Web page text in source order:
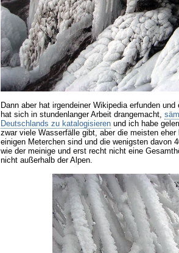
Dann aber hat irgendeiner Wikipedia erfunden
hat sich in stundenlanger Arbeit drangemacht,
Deutschlands zu katalogisieren und ich habe
zwar viele Wasserfälle gibt, aber die meisten
einigen Meterchen sind und die wenigsten davon
wie der meinige und erst recht nicht eine
nicht außerhalb der Alpen.